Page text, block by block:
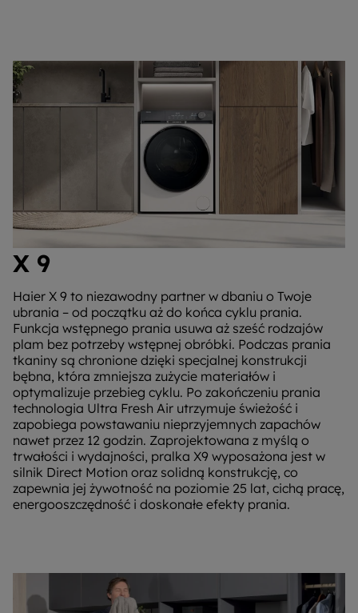
X 9
Haier X 9 to niezawodny partner w dbaniu o Twoje
ubrania – od początku aż do końca cyklu prania.
Funkcja wstępnego prania usuwa aż sześć rodzajów
plam bez potrzeby wstępnej obróbki. Podczas prania
tkaniny są chronione dzięki specjalnej konstrukcji
bębna, która zmniejsza zużycie materiałów i
optymalizuje przebieg cyklu. Po zakończeniu prania
technologia Ultra Fresh Air utrzymuje świeżość i
zapobiega powstawaniu nieprzyjemnych zapachów
nawet przez 12 godzin. Zaprojektowana z myślą o
trwałości i wydajności, pralka X9 wyposażona jest w
silnik Direct Motion oraz solidną konstrukcję, co
zapewnia jej żywotność na poziomie 25 lat, cichą pracę,
energooszczędność i doskonałe efekty prania.